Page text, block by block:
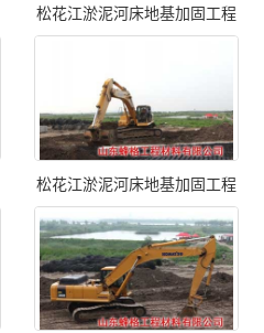
松花江淤泥河床地基加固工程
松花江淤泥河床地基加固工程